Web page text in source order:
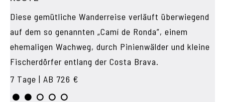
Diese gemütliche Wanderreise verläuft überwiegend
auf dem so genannten „Camí de Ronda”, einem
ehemaligen Wachweg, durch Pinienwälder und kleine
Fischerdörfer entlang der Costa Brava.
7 Tage | AB 726 €